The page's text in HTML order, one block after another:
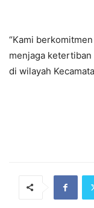
“Kami
menjaga
di wilayah